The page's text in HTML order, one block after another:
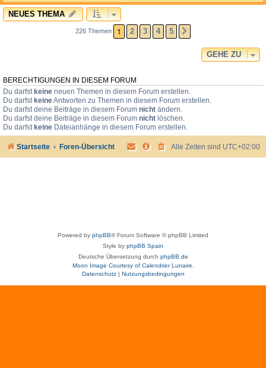
NEUES THEMA
226 Themen 1 2 3 4 5
GEHE ZU
BERECHTIGUNGEN IN DIESEM FORUM
Du darfst keine neuen Themen in diesem Forum erstellen.
Du darfst keineAntworten zu Themen in diesem Forum erstellen.
Du darfst deine Beiträge in diesem Forum nicht ändern.
Du darfst deine Beiträge in diesem Forum nicht löschen.
Du darfst keine Dateianhänge in diesem Forum erstellen.
Startseite Foren-Übersicht Alle Zeiten sind UTC+02:00
Powered by phpBB® Forum Software © phpBB Limited
Style by phpBB Spain
Deutsche Übersetzung durch phpBB.de
Moon Image Courtesy of Calendrier Lunaire.
Datenschutz| Nutzungsbedingungen